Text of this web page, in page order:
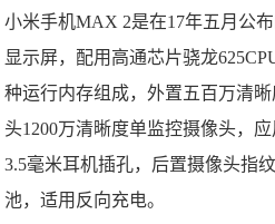
小米手机MAX 2是在17年五月公
显示屏，配用高通芯片骁龙
种运行内存组成，外置五百万清
头1200万清晰度单监控摄像头，
3.5毫米耳机插孔，后置摄像头指
池，适用反向充电。